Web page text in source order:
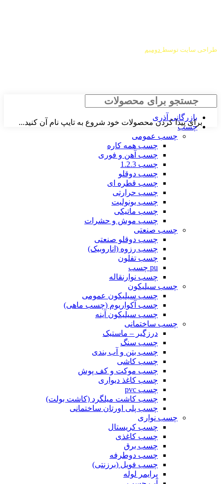
طراحی سایت توسط دومیم
برای پیدا کردن محصولات خود شروع به تایپ نام آن کنید...
جستجو
بازرگانی آذری
چسب
چسب عمومی
چسب همه کاره
چسب آهن و فوری
چسب 1.2.3
چسب دوقلو
چسب قطره ای
چسب حرارتی
چسب یونولیت
چسب ماتیکی
چسب موش و حشرات
چسب صنعتی
چسب دوقلو صنعتی
چسب رزوه (اناروبیک)
چسب تفلون
pu چسب
چسب نوارنقاله
چسب سیلیکون
چسب سیلیکون عمومی
چسب آکواریوم (چسب ماهی)
چسب سیلیکون آینه
چسب ساختمانی
درزگیر – ماستیک
چسب سنگ
چسب بتن و آب بندی
چسب کاشی
چسب موکت و کف پوش
چسب کاغذ دیواری
چسب pvc
چسب کاشت میلگرد (کاشت بولت)
چسب پلی اورتان ساختمانی
چسب نواری
چسب کریستال
چسب کاغذی
چسب برق
چسب دوطرفه
چسب فویل (برزنتی)
پرایمر لوله